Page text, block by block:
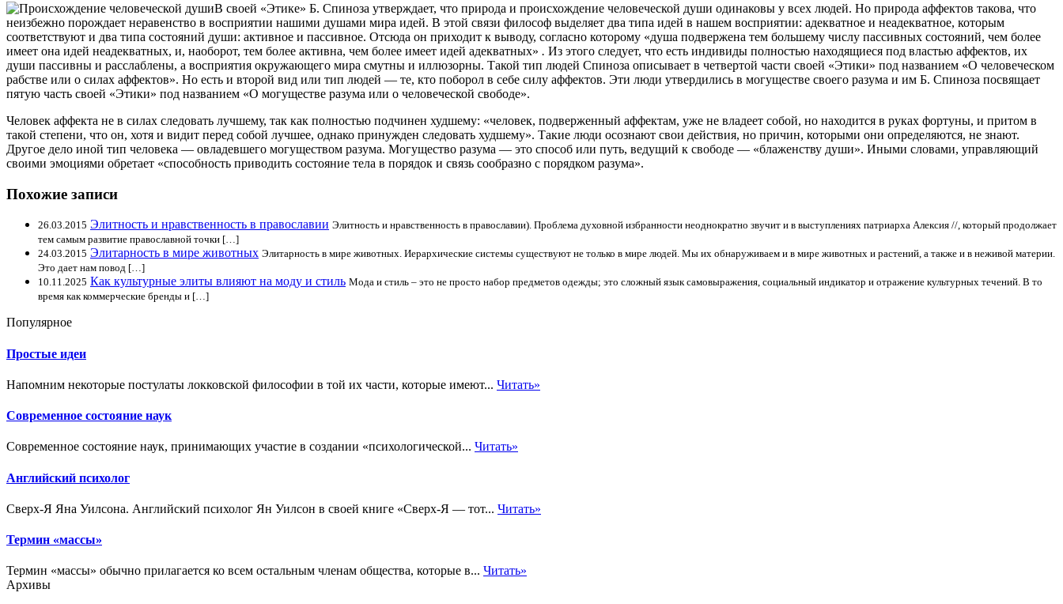
В своей «Этике» Б. Спиноза утверждает, что природа и происхождение человеческой души одинаковы у всех людей. Но природа аффектов такова, что
неизбежно порождает неравенство в восприятии нашими душами мира идей. В этой связи философ выделяет два типа идей в нашем восприятии: адекватное и неадекватное, которым
соответствуют и два типа состояний души: активное и пассивное. Отсюда он приходит к выводу, согласно которому «душа подвержена тем большему числу пассивных состояний, чем более
имеет она идей неадекватных, и, наоборот, тем более активна, чем более имеет идей адекватных» . Из этого следует, что есть индивиды полностью находящиеся под властью аффектов, их
души пассивны и расслаблены, а восприятия окружающего мира смутны и иллюзорны. Такой тип людей Спиноза описывает в четвертой части своей «Этики» под названием «О человеческом
рабстве или о силах аффектов». Но есть и второй вид или тип людей — те, кто поборол в себе силу аффектов. Эти люди утвердились в могуществе своего разума и им Б. Спиноза посвящает
пятую часть своей «Этики» под названием «О могуществе разума или о человеческой свободе».
Человек аффекта не в силах следовать лучшему, так как полностью подчинен худшему: «человек, подверженный аффектам, уже не владеет собой, но находится в руках фортуны, и притом в
такой степени, что он, хотя и видит перед собой лучшее, однако принужден следовать худшему». Такие люди осознают свои действия, но причин, которыми они определяются, не знают.
Другое дело иной тип человека — овладевшего могуществом разума. Могущество разума — это способ или путь, ведущий к свободе — «блаженству души». Иными словами, управляющий
своими эмоциями обретает «способность приводить состояние тела в порядок и связь сообразно с порядком разума».
Похожие записи
26.03.2015 Элитность и нравственность в православии Элитность и нравственность в православии). Проблема духовной избранности неоднократно звучит и в выступлениях патриарха Алексия //, который продолжает
тем самым развитие православной точки […]
24.03.2015 Элитарность в мире животных Элитарность в мире животных. Иерархические системы существуют не только в мире людей. Мы их обнаруживаем и в мире животных и растений, а также и в неживой материи.
Это дает нам повод […]
10.11.2025 Как культурные элиты влияют на моду и стиль Мода и стиль – это не просто набор предметов одежды; это сложный язык самовыражения, социальный индикатор и отражение культурных течений. В то
время как коммерческие бренды и […]
Популярное
Простые идеи
Напомним некоторые постулаты локковской философии в той их части, которые имеют... Читать»
Современное состояние наук
Современное состояние наук, принимающих участие в создании «психологической... Читать»
Английский психолог
Сверх-Я Яна Уилсона. Английский психолог Ян Уилсон в своей книге «Сверх-Я — тот... Читать»
Термин «массы»
Термин «массы» обычно прилагается ко всем остальным членам общества, которые в... Читать»
Архивы